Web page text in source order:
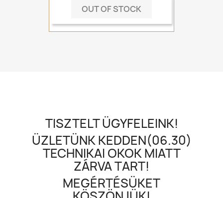
OUT OF STOCK
TISZTELT ÜGYFELEINK!
ÜZLETÜNK KEDDEN(06.30)
TECHNIKAI OKOK MIATT
ZÁRVA TART!
MEGÉRTÉSÜKET